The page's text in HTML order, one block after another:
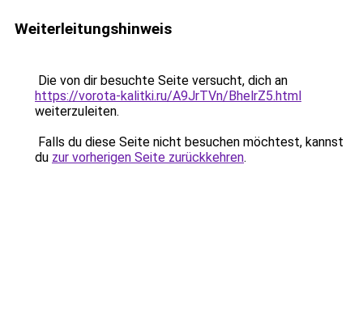
Weiterleitungshinweis
Die von dir besuchte Seite versucht, dich an
https://vorota-kalitki.ru/A9JrTVn/BhelrZ5.html
weiterzuleiten.
Falls du diese Seite nicht besuchen möchtest, kannst
du zur vorherigen Seite zurückkehren.